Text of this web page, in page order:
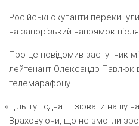
Російські окупанти
на запорізький напрямок
Про це повідомив заступник
лейтенант Олександр Павлюк
телемарафону.
«Ціль тут одна — зірвати нашу
Враховуючи, що не змогли